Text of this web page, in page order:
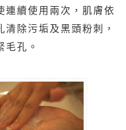
連續使用兩次，肌膚依
除污垢及黑頭粉刺，
毛孔。